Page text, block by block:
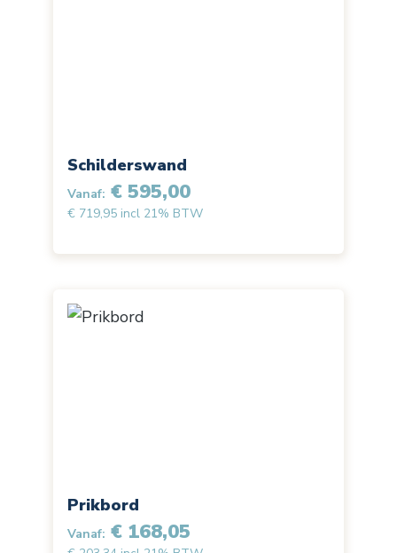
Schilderswand
Vanaf: € 595,00
€ 719,95 incl 21% BTW
Prikbord
Vanaf: € 168,05